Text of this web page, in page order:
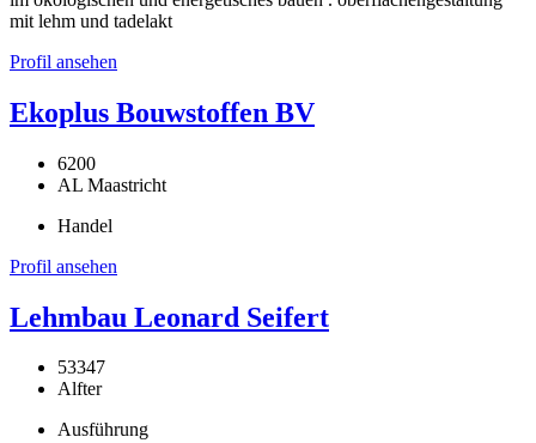
mit lehm und tadelakt
Profil ansehen
Ekoplus Bouwstoffen BV
6200
AL Maastricht
Handel
Profil ansehen
Lehmbau Leonard Seifert
53347
Alfter
Ausführung